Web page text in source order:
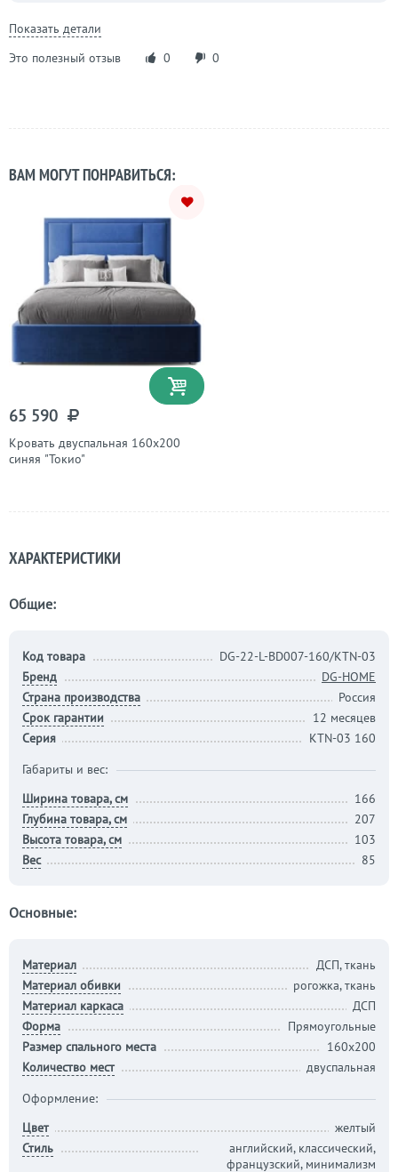
ХАРАКТЕРИСТИКИ
Общие:
Код товара
DG-22-L-BD007-160/KTN-03
Бренд
DG-HOME
Страна производства
Россия
Срок гарантии
12 месяцев
Серия
KTN-03 160
Габариты и вес:
Ширина товара, см
166
Глубина товара, см
207
Высота товара, см
103
Вес
85
Основные:
Материал
ДСП, ткань
Материал обивки
рогожка, ткань
Материал каркаса
ДСП
Форма
Прямоугольные
Размер спального места
160х200
Количество мест
двуспальная
Оформление:
Цвет
желтый
Стиль
английский, классический,
французский, минимализм
Показать детали
Это полезный отзыв
0 0
ВАМ МОГУТ ПОНРАВИТЬСЯ:
65 590
Кровать двуспальная 160х200
синяя "Токио"